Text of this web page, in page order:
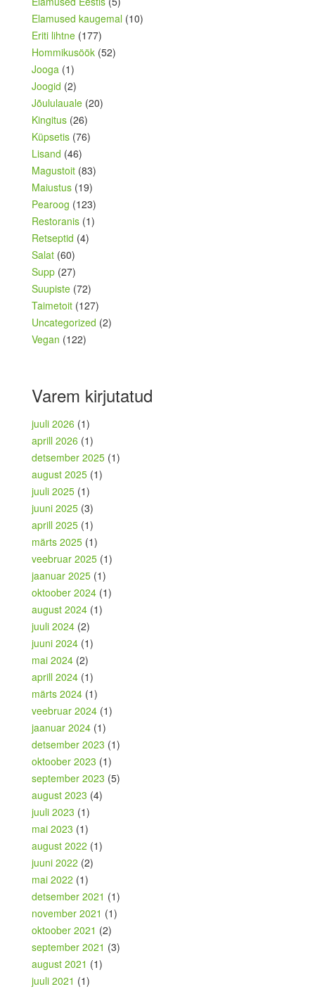
Elamused kaugemal (10)
Eriti lihtne (177)
Hommikusöök (52)
Jooga (1)
Joogid (2)
Jõululauale (20)
Kingitus (26)
Küpsetis (76)
Lisand (46)
Magustoit (83)
Maiustus (19)
Pearoog (123)
Restoranis (1)
Retseptid (4)
Salat (60)
Supp (27)
Suupiste (72)
Taimetoit (127)
Uncategorized (2)
Vegan (122)
Varem kirjutatud
juuli 2026 (1)
aprill 2026 (1)
detsember 2025 (1)
august 2025 (1)
juuli 2025 (1)
juuni 2025 (3)
aprill 2025 (1)
märts 2025 (1)
veebruar 2025 (1)
jaanuar 2025 (1)
oktoober 2024 (1)
august 2024 (1)
juuli 2024 (2)
juuni 2024 (1)
mai 2024 (2)
aprill 2024 (1)
märts 2024 (1)
veebruar 2024 (1)
jaanuar 2024 (1)
detsember 2023 (1)
oktoober 2023 (1)
september 2023 (5)
august 2023 (4)
juuli 2023 (1)
mai 2023 (1)
august 2022 (1)
juuni 2022 (2)
mai 2022 (1)
detsember 2021 (1)
november 2021 (1)
oktoober 2021 (2)
september 2021 (3)
august 2021 (1)
juuli 2021 (1)